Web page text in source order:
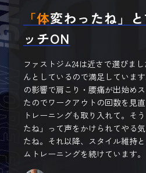
「体変わったね」と言われてスイ
ッチON
ファストジム24は近さで選びま
んとしているので満足していま
の影響で肩こり・腰痛が出始め
たのでワークアウトの回数を見
トレーニングも取り入れて。そ
たね」って声をかけられてやる
たね。それ以降、スタイル維持
ムトレーニングを続けています。